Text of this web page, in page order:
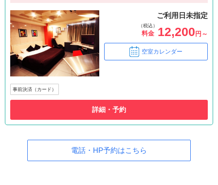
ご利用日未指定
（税込）
料金 12,200 円～
空室カレンダー
事前決済（カード）
詳細・予約
電話・HP予約はこちら